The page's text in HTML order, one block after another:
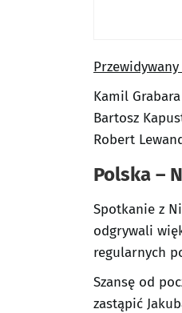
Kamil
Bartosz
Robert
Polska –
Spotkanie z
odgrywali
regularnych
Szansę od
zastąpić